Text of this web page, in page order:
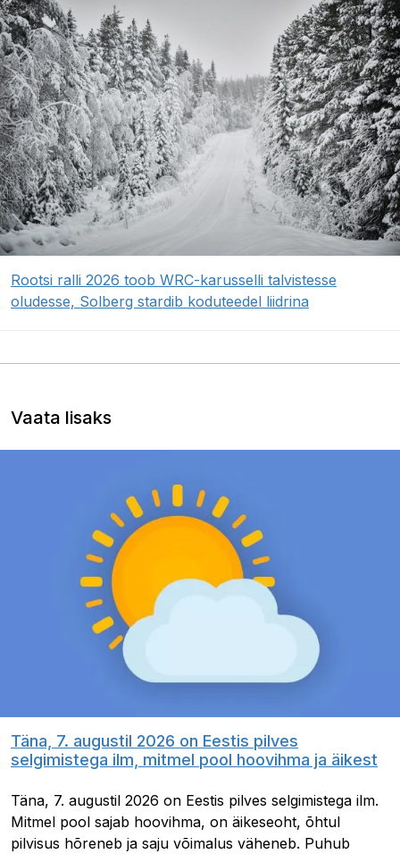
Rootsi ralli 2026 toob WRC-karusselli talvistesse
oludesse, Solberg stardib koduteedel liidrina
Vaata lisaks
Täna, 7. augustil 2026 on Eestis pilves
selgimistega ilm, mitmel pool hoovihma ja äikest
Täna, 7. augustil 2026 on Eestis pilves selgimistega ilm.
Mitmel pool sajab hoovihma, on äikeseoht, õhtul
pilvisus hõreneb ja saju võimalus väheneb. Puhub